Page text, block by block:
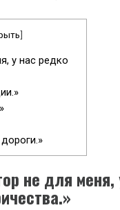
]
у нас редко
не для меня,